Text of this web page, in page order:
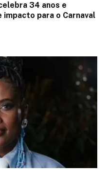
34 anos e
para o Carnaval